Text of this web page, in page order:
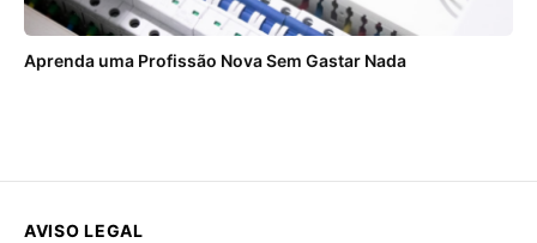
Aprenda uma Profissão Nova Sem Gastar Nada
AVISO LEGAL